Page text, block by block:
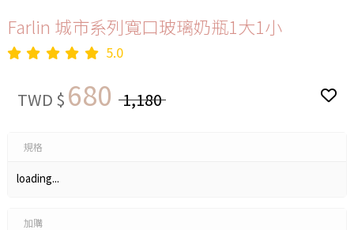
Farlin 城市系列寬口玻璃奶瓶1大1小
5.0
TWD $ 680 1,180
規格
loading...
加購